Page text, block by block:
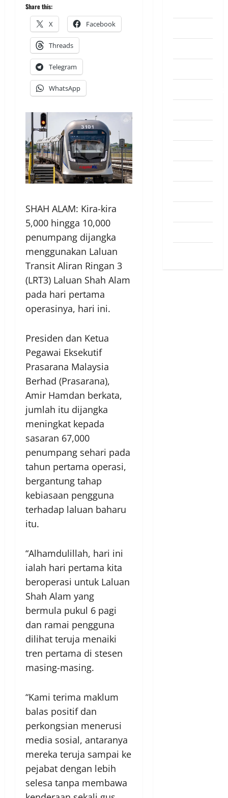
Share this:
X Facebook
Threads
Telegram
WhatsApp
SHAH ALAM: Kira-kira
5,000 hingga 10,000
penumpang dijangka
menggunakan Laluan
Transit Aliran Ringan 3
(LRT3) Laluan Shah Alam
pada hari pertama
operasinya, hari ini.
Presiden dan Ketua
Pegawai Eksekutif
Prasarana Malaysia
Berhad (Prasarana),
Amir Hamdan berkata,
jumlah itu dijangka
meningkat kepada
sasaran 67,000
penumpang sehari pada
tahun pertama operasi,
bergantung tahap
kebiasaan pengguna
terhadap laluan baharu
itu.
“Alhamdulillah, hari ini
ialah hari pertama kita
beroperasi untuk Laluan
Shah Alam yang
bermula pukul 6 pagi
dan ramai pengguna
dilihat teruja menaiki
tren pertama di stesen
masing-masing.
“Kami terima maklum
balas positif dan
perkongsian menerusi
media sosial, antaranya
mereka teruja sampai ke
pejabat dengan lebih
selesa tanpa membawa